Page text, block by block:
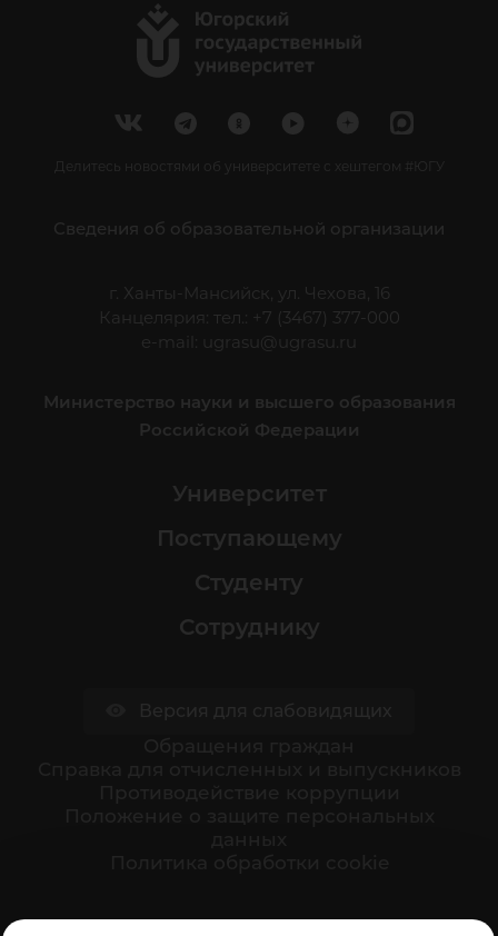
Делитесь новостями об университете с хештегом #ЮГУ
Сведения об образовательной организации
г. Ханты-Мансийск, ул. Чехова, 16
Канцелярия: тел.: +7 (3467) 377-000
e-mail:
ugrasu@ugrasu.ru
Министерство науки и высшего образования
Российской Федерации
Университет
Поступающему
Студенту
Сотруднику